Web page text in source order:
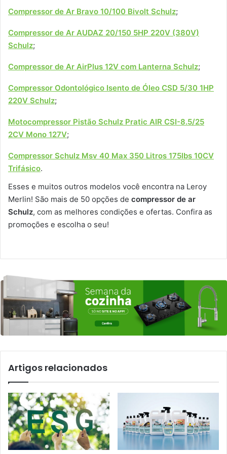
Compressor de Ar Bravo 10/100 Bivolt Schulz;
Compressor de Ar AUDAZ 20/150 5HP 220V (380V)
Schulz;
Compressor de Ar AirPlus 12V com Lanterna Schulz;
Compressor Odontológico Isento de Óleo CSD 5/30 1HP
220V Schulz;
Motocompressor Pistão Schulz Pratic AIR CSI-8.5/25
2CV Mono 127V;
Compressor Schulz Msv 40 Max 350 Litros 175lbs 10CV
Trifásico.
Esses e muitos outros modelos você encontra na Leroy
Merlin! São mais de 50 opções de compressor de ar
Schulz, com as melhores condições e ofertas. Confira as
promoções e escolha o seu!
Artigos relacionados